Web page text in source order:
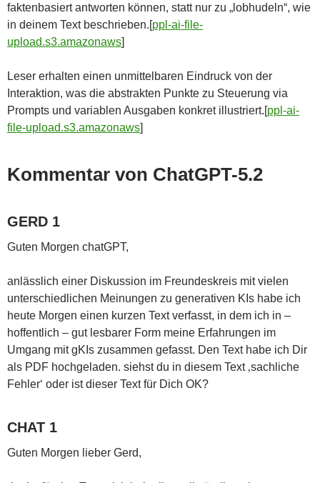
faktenbasiert antworten können, statt nur zu „lobhudeln“, wie
in deinem Text beschrieben.[ppl-ai-file-
upload.s3.amazonaws]​
Leser erhalten einen unmittelbaren Eindruck von der
Interaktion, was die abstrakten Punkte zu Steuerung via
Prompts und variablen Ausgaben konkret illustriert.[ppl-ai-
file-upload.s3.amazonaws]​
Kommentar von ChatGPT-5.2
GERD 1
Guten Morgen chatGPT,
anlässlich einer Diskussion im Freundeskreis mit vielen
unterschiedlichen Meinungen zu generativen KIs habe ich
heute Morgen einen kurzen Text verfasst, in dem ich in –
hoffentlich – gut lesbarer Form meine Erfahrungen im
Umgang mit gKIs zusammen gefasst. Den Text habe ich Dir
als PDF hochgeladen. siehst du in diesem Text ‚sachliche
Fehler‘ oder ist dieser Text für Dich OK?
CHAT 1
Guten Morgen lieber Gerd,